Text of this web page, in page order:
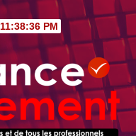
11:38:36 PM